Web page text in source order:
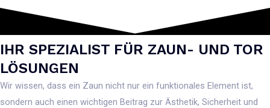
IHR SPEZIALIST FÜR ZAUN- UND TOR
LÖSUNGEN
Wir wissen, dass ein Zaun nicht nur ein funktionales Element ist,
sondern auch einen wichtigen Beitrag zur Ästhetik, Sicherheit und